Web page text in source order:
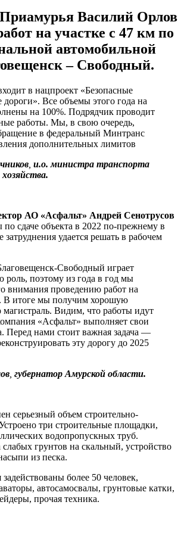
Василий Орлов
на участке с 47 км по
автомобильной
– Свободный.
в нацпроект «Безопасные
дороги». Все объемы этого года на
на 100%. Подрядчик проводит
работы. Мы, в свою очередь,
в федеральный Минтранс
дополнительных лимитов
и.о. министра транспорта
АО «Асфальт» Андрей Сенотрусов
сдаче объекта в 2022 по-прежнему в
удается решать в рабочем
Свободный играет
роль, поэтому из года в год мы
внимания проведению работ на
В итоге мы получим хорошую
Видим, что работы идут
«Асфальт» выполняет свои
Перед нами стоит важная задача —
эту дорогу до 2025
губернатор Амурской области.
серьезный объем строительно-
три строительные площадки,
водопропускных труб.
грунтов на скальный, устройство
из песка.
более 50 человек,
автосамосвалы, грунтовые катки,
прочая техника.